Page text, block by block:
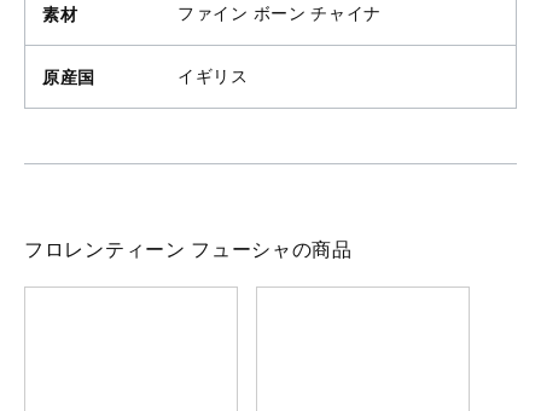
素材 ファイン ボーン チャイナ
原産国 イギリス
フロレンティーン フューシャの商品